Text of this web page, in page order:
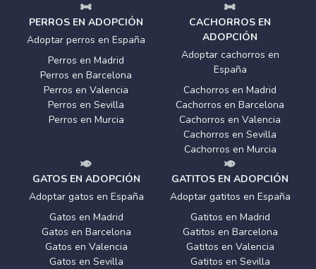
PERROS EN ADOPCIÓN
Adoptar perros en España
Perros en Madrid
Perros en Barcelona
Perros en Valencia
Perros en Sevilla
Perros en Murcia
CACHORROS EN
ADOPCIÓN
Adoptar cachorros en
España
Cachorros en Madrid
Cachorros en Barcelona
Cachorros en Valencia
Cachorros en Sevilla
Cachorros en Murcia
GATOS EN ADOPCIÓN
Adoptar gatos en España
Gatos en Madrid
Gatos en Barcelona
Gatos en Valencia
Gatos en Sevilla
GATITOS EN ADOPCIÓN
Adoptar gatitos en España
Gatitos en Madrid
Gatitos en Barcelona
Gatitos en Valencia
Gatitos en Sevilla